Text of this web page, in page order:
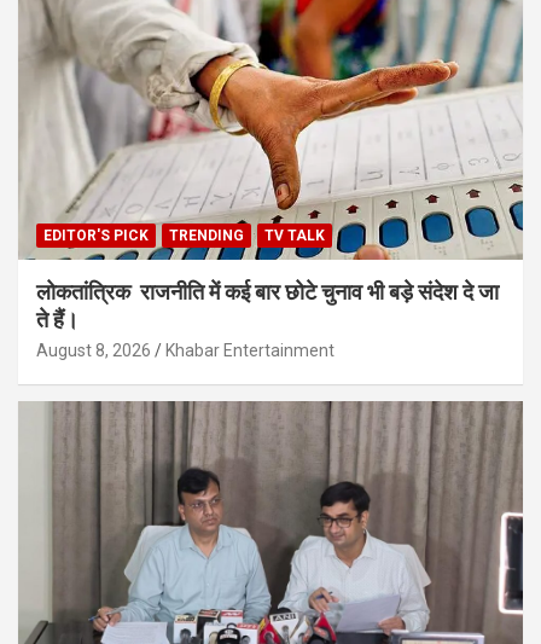
EDITOR'S PICK TRENDING TV TALK
लोकतांत्रिक राजनीति में कई बार छोटे चुनाव भी बड़े संदेश दे जा
ते हैं।
August 8, 2026 Khabar Entertainment